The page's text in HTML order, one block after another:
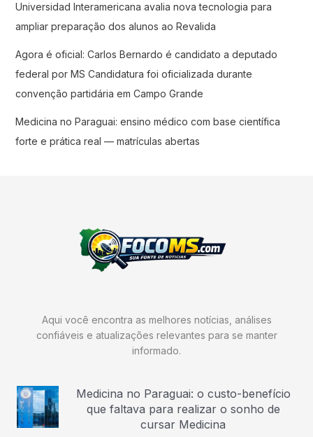
Universidad Interamericana avalia nova tecnologia para
ampliar preparação dos alunos ao Revalida
Agora é oficial: Carlos Bernardo é candidato a deputado
federal por MS Candidatura foi oficializada durante
convenção partidária em Campo Grande
Medicina no Paraguai: ensino médico com base científica
forte e prática real — matrículas abertas
Aqui você encontra as melhores notícias, análises
confiáveis e atualizações relevantes para se manter
informado.
Medicina no Paraguai: o custo-benefício
que faltava para realizar o sonho de
cursar Medicina